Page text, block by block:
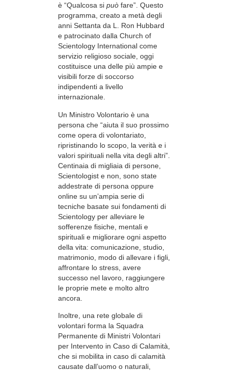
è “Qualcosa si può fare”. Questo
programma, creato a metà degli
anni Settanta da L. Ron Hubbard
e patrocinato dalla Church of
Scientology International come
servizio religioso sociale, oggi
costituisce una delle più ampie e
visibili forze di soccorso
indipendenti a livello
internazionale.
Un Ministro Volontario è una
persona che “aiuta il suo prossimo
come opera di volontariato,
ripristinando lo scopo, la verità e i
valori spirituali nella vita degli altri”.
Centinaia di migliaia di persone,
Scientologist e non, sono state
addestrate di persona oppure
online su un’ampia serie di
tecniche basate sui fondamenti di
Scientology per alleviare le
sofferenze fisiche, mentali e
spirituali e migliorare ogni aspetto
della vita: comunicazione, studio,
matrimonio, modo di allevare i figli,
affrontare lo stress, avere
successo nel lavoro, raggiungere
le proprie mete e molto altro
ancora.
Inoltre, una rete globale di
volontari forma la Squadra
Permanente di Ministri Volontari
per Intervento in Caso di Calamità,
che si mobilita in caso di calamità
causate dall’uomo o naturali,